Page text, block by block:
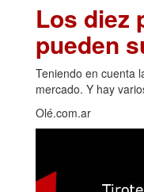
Los diez
pueden
Teniendo en cuenta
mercado. Y hay
Olé.com.ar